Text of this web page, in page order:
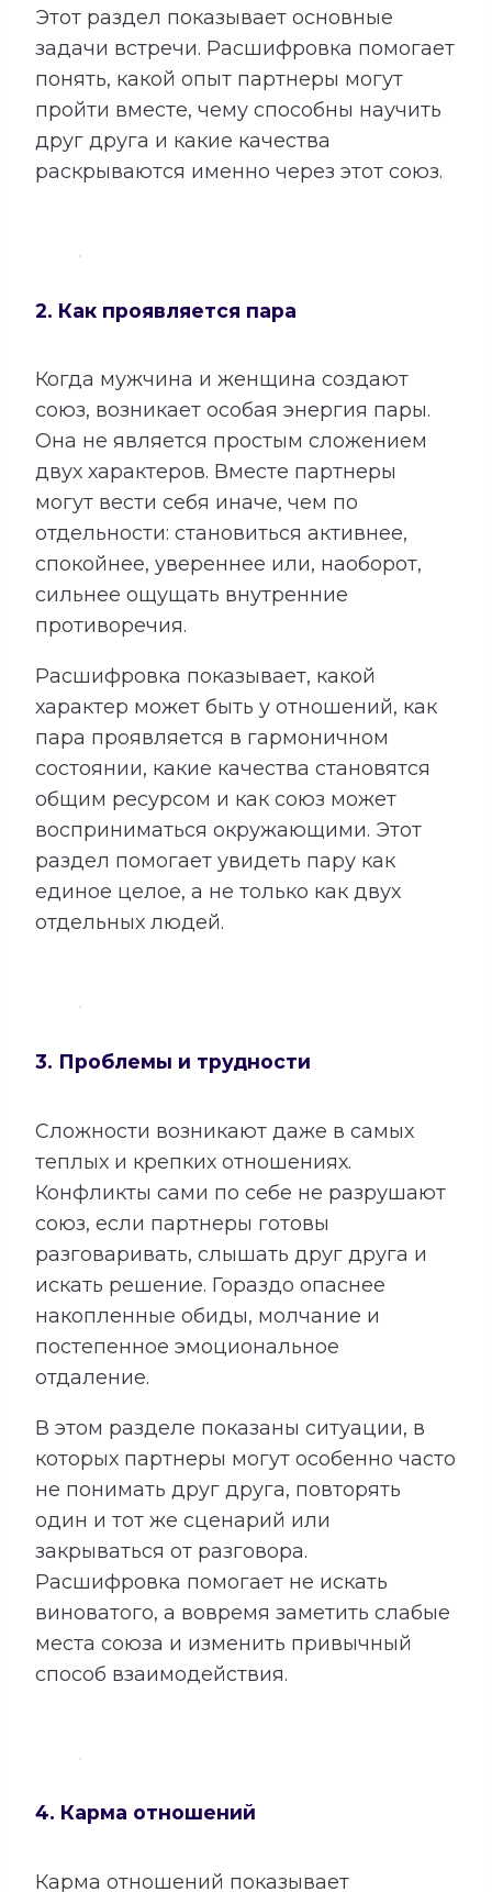
Этот раздел показывает основные
задачи встречи. Расшифровка помогает
понять, какой опыт партнеры могут
пройти вместе, чему способны научить
друг друга и какие качества
раскрываются именно через этот союз.
2. Как проявляется пара
Когда мужчина и женщина создают
союз, возникает особая энергия пары.
Она не является простым сложением
двух характеров. Вместе партнеры
могут вести себя иначе, чем по
отдельности: становиться активнее,
спокойнее, увереннее или, наоборот,
сильнее ощущать внутренние
противоречия.
Расшифровка показывает, какой
характер может быть у отношений, как
пара проявляется в гармоничном
состоянии, какие качества становятся
общим ресурсом и как союз может
восприниматься окружающими. Этот
раздел помогает увидеть пару как
единое целое, а не только как двух
отдельных людей.
3. Проблемы и трудности
Сложности возникают даже в самых
теплых и крепких отношениях.
Конфликты сами по себе не разрушают
союз, если партнеры готовы
разговаривать, слышать друг друга и
искать решение. Гораздо опаснее
накопленные обиды, молчание и
постепенное эмоциональное
отдаление.
В этом разделе показаны ситуации, в
которых партнеры могут особенно часто
не понимать друг друга, повторять
один и тот же сценарий или
закрываться от разговора.
Расшифровка помогает не искать
виноватого, а вовремя заметить слабые
места союза и изменить привычный
способ взаимодействия.
4. Карма отношений
Карма отношений показывает